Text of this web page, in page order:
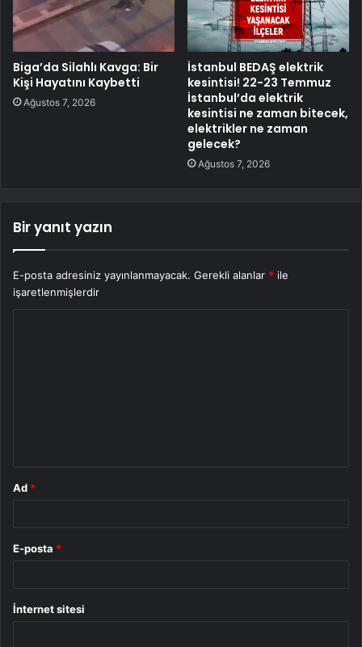
Biga’da Silahlı Kavga: Bir
Kişi Hayatını Kaybetti
Ağustos 7, 2026
İstanbul BEDAŞ elektrik
kesintisi! 22-23 Temmuz
İstanbul’da elektrik
kesintisi ne zaman bitecek,
elektrikler ne zaman
gelecek?
Ağustos 7, 2026
Bir yanıt yazın
E-posta adresiniz yayınlanmayacak. Gerekli alanlar * ile
işaretlenmişlerdir
Ad *
E-posta *
İnternet sitesi